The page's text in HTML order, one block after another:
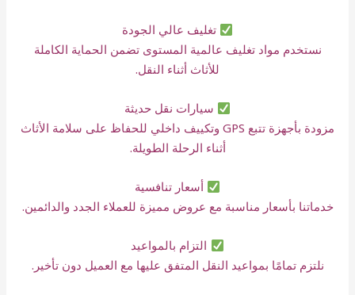
تغليف عالي الجودة
نستخدم مواد تغليف عالمية المستوى تضمن الحماية الكاملة
للأثاث أثناء النقل.
سيارات نقل حديثة
مزودة بأجهزة تتبع GPS وتكييف داخلي للحفاظ على سلامة الأثاث
أثناء الرحلة الطويلة.
أسعار تنافسية
خدماتنا بأسعار مناسبة مع عروض مميزة للعملاء الجدد والدائمين.
التزام بالمواعيد
نلتزم تمامًا بمواعيد النقل المتفق عليها مع العميل دون تأخير.